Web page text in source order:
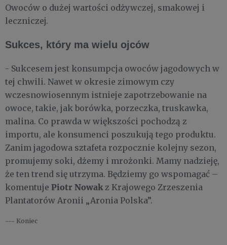
Owoców o dużej wartości odżywczej, smakowej i
leczniczej.
Sukces, który ma wielu ojców
- Sukcesem jest konsumpcja owoców jagodowych w
tej chwili. Nawet w okresie zimowym czy
wczesnowiosennym istnieje zapotrzebowanie na
owoce, takie, jak borówka, porzeczka, truskawka,
malina. Co prawda w większości pochodzą z
importu, ale konsumenci poszukują tego produktu.
Zanim jagodowa sztafeta rozpocznie kolejny sezon,
promujemy soki, dżemy i mrożonki. Mamy nadzieję,
że ten trend się utrzyma. Będziemy go wspomagać –
komentuje Piotr Nowak z Krajowego Zrzeszenia
Plantatorów Aronii „Aronia Polska”.
--- Koniec